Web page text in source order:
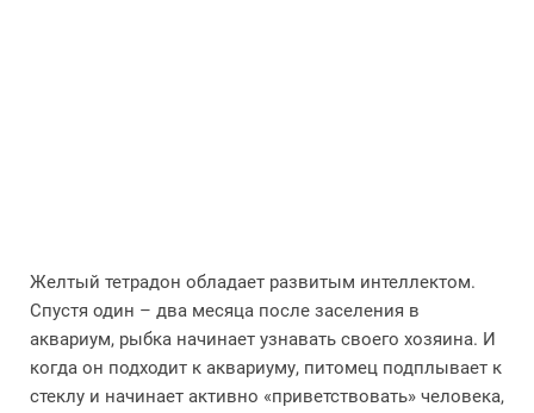
Желтый тетрадон обладает развитым интеллектом.
Спустя один – два месяца после заселения в
аквариум, рыбка начинает узнавать своего хозяина. И
когда он подходит к аквариуму, питомец подплывает к
стеклу и начинает активно «приветствовать» человека,